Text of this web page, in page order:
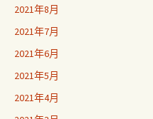
2021年8月
2021年7月
2021年6月
2021年5月
2021年4月